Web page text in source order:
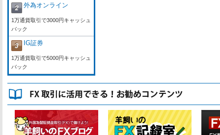
外為オンライン
1万通貨取引で3000円キャッシュ
バック
IG証券
1万通貨取引で5000円キャッシュ
バック